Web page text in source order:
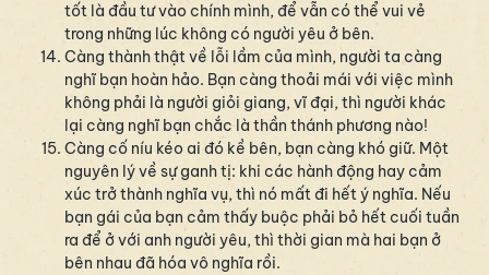
tốt là đầu tư vào chính mình, để vẫn có thể vui vẻ
trong những lúc không có người yêu ở bên.
Càng thành thật về lỗi lầm của mình, người ta càng
nghĩ bạn hoàn hảo. Bạn càng thoải mái với việc mình
không phải là người giỏi giang, vĩ đại, thì người khác
lại càng nghĩ bạn chắc là thần thánh phương nào!
Càng cố níu kéo ai đó kề bên, bạn càng khó giữ. Một
nguyên lý về sự ganh tị: khi các hành động hay cảm
xúc trở thành nghĩa vụ, thì nó mất đi hết ý nghĩa. Nếu
bạn gái của bạn cảm thấy buộc phải bỏ hết cuối tuần
ra để ở với anh người yêu, thì thời gian mà hai bạn ở
bên nhau đã hóa vô nghĩa rồi.